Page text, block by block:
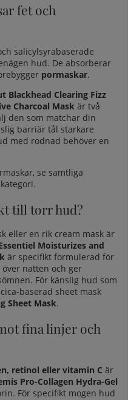
fet och
salicylsyrabaserade
hud. De absorberar
pormaskar.
Blackhead Clearing Fizz
Charcoal Mask är två
den som matchar din
barriär tål starkare
med rodnad behöver en
se samtliga
.
till torr hud?
eller en rik cream mask är
Moisturizes and
är specifikt formulerad för
natten och ger
För känslig hud som
baserad sheet mask
Sheet Mask.
fina linjer och
retinol eller vitamin C är
Pro-Collagen Hydra-Gel
För specifikt mogen hud